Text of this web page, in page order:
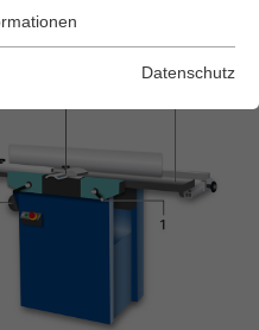
Funktionen der
ein Standard-Session-
Datenschutz